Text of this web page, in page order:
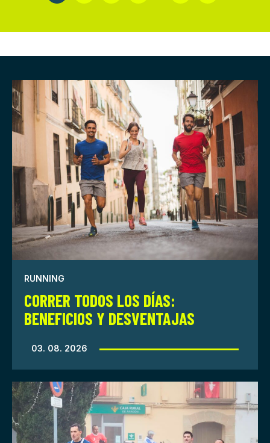
RUNNING
CORRER TODOS LOS DÍAS:
BENEFICIOS Y DESVENTAJAS
03. 08. 2026